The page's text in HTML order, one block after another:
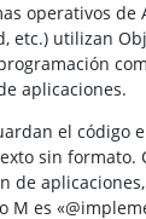
operativos de
etc.) utilizan
aplicaciones.
el código
sin formato.
de
M es